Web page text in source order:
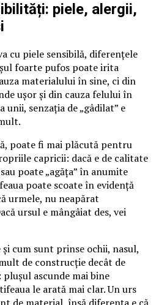
piele, alergii,
cu piele sensibilă, diferențele
foarte pufos poate irita
materialului în sine, ci din
ușor și din cauza felului în
unii, senzația de „gâdilat” e
poate fi mai plăcută pentru
capricii: dacă e de calitate
poate „agăța” în anumite
poate scoate în evidență
urmele, nu neapărat
ursul e mângâiat des, vei
cum sunt prinse ochii, nasul,
de construcție decât de
ascunde mai bine
le arată mai clar. Un urs